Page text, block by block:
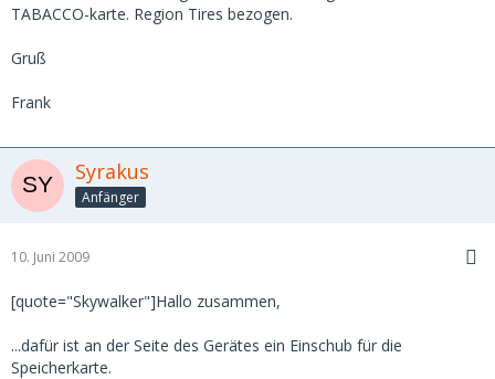
Wege nicht erfaßt sind - die Wegewahl ist somit etwas
Kartenausschnitt, die jedoch zum mir Denken gibt.
Gruß
Uli
TABACCO-karte. Region Tires bezogen.
Gruß
Frank
Syrakus
Anfänger
10. Juni 2009
[quote="Skywalker"]Hallo zusammen,
...dafür ist an der Seite des Gerätes ein Einschub für die
Speicherkarte.